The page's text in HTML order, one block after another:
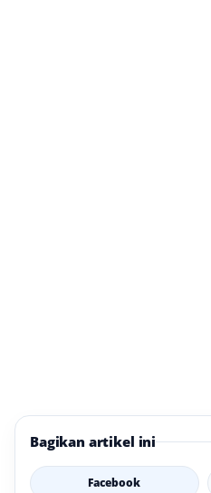
Bagikan artikel ini
Facebook